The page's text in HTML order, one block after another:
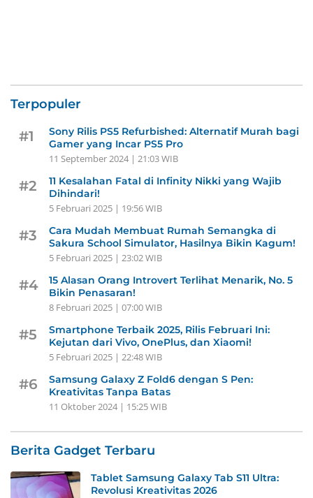
Terpopuler
#1
Sony Rilis PS5 Refurbished: Alternatif Murah bagi
Gamer yang Incar PS5 Pro
11 September 2024 | 21:03 WIB
#2
11 Kesalahan Fatal di Infinity Nikki yang Wajib
Dihindari!
5 Februari 2025 | 19:56 WIB
#3
Cara Mudah Membuat Rumah Semangka di
Sakura School Simulator, Hasilnya Bikin Kagum!
5 Februari 2025 | 23:02 WIB
#4
15 Alasan Orang Introvert Terlihat Menarik, No. 5
Bikin Penasaran!
8 Februari 2025 | 07:00 WIB
#5
Smartphone Terbaik 2025, Rilis Februari Ini:
Kejutan dari Vivo, OnePlus, dan Xiaomi!
5 Februari 2025 | 22:48 WIB
#6
Samsung Galaxy Z Fold6 dengan S Pen:
Kreativitas Tanpa Batas
11 Oktober 2024 | 15:25 WIB
Berita Gadget Terbaru
Tablet Samsung Galaxy Tab S11 Ultra:
Revolusi Kreativitas 2026